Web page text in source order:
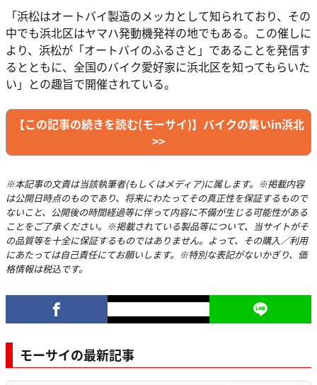
「浜松はオートバイ製造のメッカとして知られており、その
中でも浜北区はヤマハ発動機発祥の地でもある。この催しに
より、浜松が「オートバイのふるさと」であることを発信す
るとともに、全国のバイク愛好家に浜北区を知ってもらいた
い」との趣旨で開催されている。
【この記事の続きを読む(モーサイ)】バイクの集いin浜北
>>
※本記事の文責は当該執筆者(もしくはメディア)に属します。※掲載内容
は公開日時点のものであり、将来にわたってその真正性を保証するもので
ないこと、公開後の時間経過等に伴って内容に不備が生じる可能性がある
ことをご了承ください。※掲載されている製品等について、当サイトがそ
の品質等を十全に保証するものではありません。よって、その購入／利用
にあたっては自己責任にてお願いします。※特別な表記がないかぎり、価
格情報は税込です。
モーサイの最新記事